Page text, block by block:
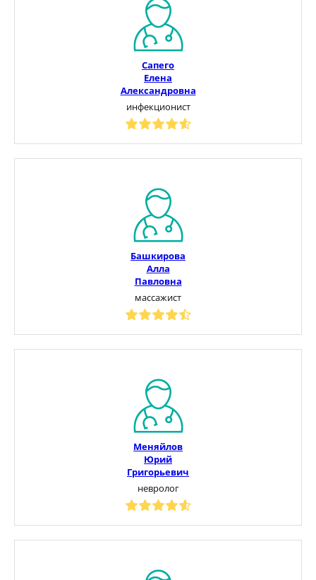
Сапего
Елена
Александровна
инфекционист
Башкирова
Алла
Павловна
массажист
Меняйлов
Юрий
Григорьевич
невролог